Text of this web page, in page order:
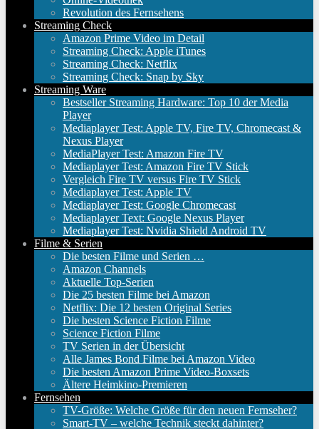
Revolution des Fernsehens
Streaming Check
Amazon Prime Video im Detail
Streaming Check: Apple iTunes
Streaming Check: Netflix
Streaming Check: Snap by Sky
Streaming Ware
Bestseller Streaming Hardware: Top 10 der Media
Player
Mediaplayer Test: Apple TV, Fire TV, Chromecast &
Nexus Player
MediaPlayer Test: Amazon Fire TV
Mediaplayer Test: Amazon Fire TV Stick
Vergleich Fire TV versus Fire TV Stick
Mediaplayer Test: Apple TV
Mediaplayer Test: Google Chromecast
Mediaplayer Text: Google Nexus Player
Mediaplayer Test: Nvidia Shield Android TV
Filme & Serien
Die besten Filme und Serien …
Amazon Channels
Aktuelle Top-Serien
Die 25 besten Filme bei Amazon
Netflix: Die 12 besten Original Series
Die besten Science Fiction Filme
Science Fiction Filme
TV Serien in der Übersicht
Alle James Bond Filme bei Amazon Video
Die besten Amazon Prime Video-Boxsets
Ältere Heimkino-Premieren
Fernsehen
TV-Größe: Welche Größe für den neuen Fernseher?
Smart-TV – welche Technik steckt dahinter?